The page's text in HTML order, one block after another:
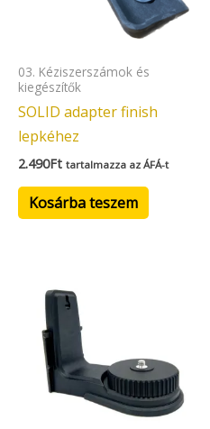
03. Kéziszerszámok és
kiegészítők
SOLID adapter finish
lepkéhez
2.490Ft tartalmazza az ÁFÁ-t
Kosárba teszem